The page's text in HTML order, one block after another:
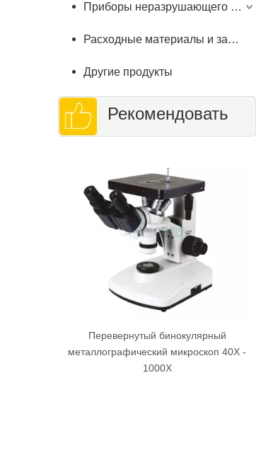
Приборы неразрушающего контроля
Расходные материалы и запчасти
Другие продукты
Рекомендовать
микроскоп 40X -
непрерывным увеличением
Стереомикроскоп E-Z7